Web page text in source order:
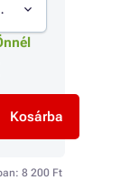
52cm)
Kosárba
8 200 Ft